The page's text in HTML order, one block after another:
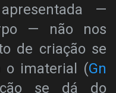
—
— não nos
de criação se
o imaterial (Gn
se dá do